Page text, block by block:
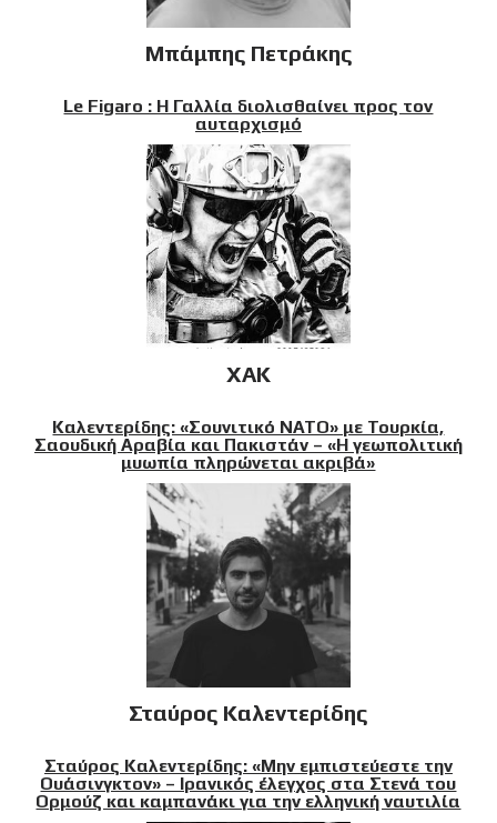
Μπάμπης Πετράκης
Le Figaro : Η Γαλλία διολισθαίνει προς τον
αυταρχισμό
XAK
Καλεντερίδης: «Σουνιτικό ΝΑΤΟ» με Τουρκία,
Σαουδική Αραβία και Πακιστάν – «Η γεωπολιτική
μυωπία πληρώνεται ακριβά»
Σταύρος Καλεντερίδης
Σταύρος Καλεντερίδης: «Μην εμπιστεύεστε την
Ουάσινγκτον» – Ιρανικός έλεγχος στα Στενά του
Ορμούζ και καμπανάκι για την ελληνική ναυτιλία